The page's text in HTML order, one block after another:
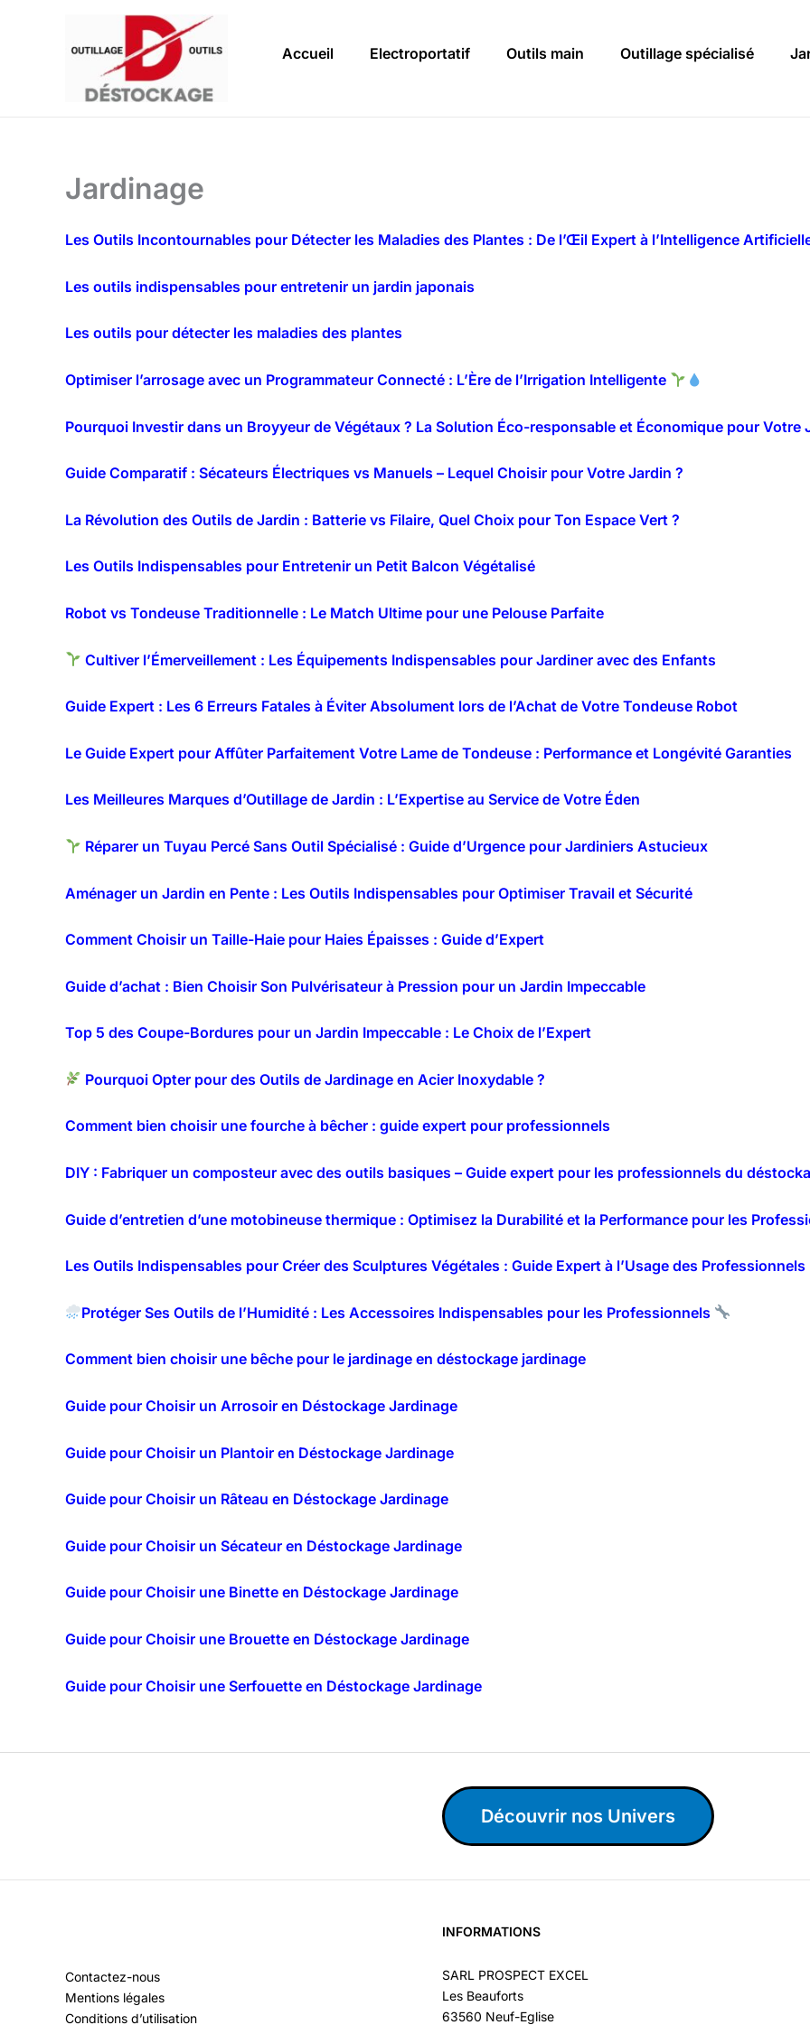
Accueil Electroportatif Outils main Outillage spécialisé
Jardinage
Les Outils Incontournables pour Détecter les Maladies des Plantes : De l’Œil Expert à l’Intelligence
Les outils indispensables pour entretenir un jardin japonais
Les outils pour détecter les maladies des plantes
Optimiser l’arrosage avec un Programmateur Connecté : L’Ère de l’Irrigation Intelligente
Pourquoi Investir dans un Broyyeur de Végétaux ? La Solution Éco-responsable et Économique pour Votre
Guide Comparatif : Sécateurs Électriques vs Manuels – Lequel Choisir pour Votre Jardin ?
La Révolution des Outils de Jardin : Batterie vs Filaire, Quel Choix pour Ton Espace Vert ?
Les Outils Indispensables pour Entretenir un Petit Balcon Végétalisé
Robot vs Tondeuse Traditionnelle : Le Match Ultime pour une Pelouse Parfaite
Cultiver l’Émerveillement : Les Équipements Indispensables pour Jardiner avec des Enfants
Guide Expert : Les 6 Erreurs Fatales à Éviter Absolument lors de l’Achat de Votre Tondeuse Robot
Le Guide Expert pour Affûter Parfaitement Votre Lame de Tondeuse : Performance et Longévité Garanties
Les Meilleures Marques d’Outillage de Jardin : L’Expertise au Service de Votre Éden
Réparer un Tuyau Percé Sans Outil Spécialisé : Guide d’Urgence pour Jardiniers Astucieux
Aménager un Jardin en Pente : Les Outils Indispensables pour Optimiser Travail et Sécurité
Comment Choisir un Taille-Haie pour Haies Épaisses : Guide d’Expert
Guide d’achat : Bien Choisir Son Pulvérisateur à Pression pour un Jardin Impeccable
Top 5 des Coupe-Bordures pour un Jardin Impeccable : Le Choix de l’Expert
Pourquoi Opter pour des Outils de Jardinage en Acier Inoxydable ?
Comment bien choisir une fourche à bêcher : guide expert pour professionnels
DIY : Fabriquer un composteur avec des outils basiques – Guide expert pour les professionnels du
Guide d’entretien d’une motobineuse thermique : Optimisez la Durabilité et la Performance pour les
Les Outils Indispensables pour Créer des Sculptures Végétales : Guide Expert à l’Usage des Professionnels
Protéger Ses Outils de l’Humidité : Les Accessoires Indispensables pour les Professionnels
Comment bien choisir une bêche pour le jardinage en déstockage jardinage
Guide pour Choisir un Arrosoir en Déstockage Jardinage
Guide pour Choisir un Plantoir en Déstockage Jardinage
Guide pour Choisir un Râteau en Déstockage Jardinage
Guide pour Choisir un Sécateur en Déstockage Jardinage
Guide pour Choisir une Binette en Déstockage Jardinage
Guide pour Choisir une Brouette en Déstockage Jardinage
Guide pour Choisir une Serfouette en Déstockage Jardinage
Découvrir nos Univers
Contactez-nous
Mentions légales
Conditions d’utilisation
INFORMATIONS
SARL PROSPECT EXCEL
Les Beauforts
63560 Neuf-Eglise